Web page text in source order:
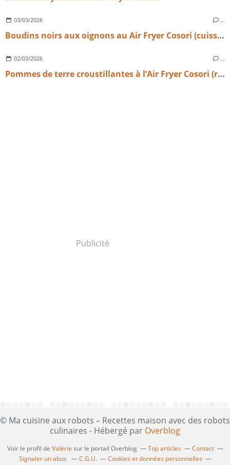
03/03/2026 …
Boudins noirs aux oignons au Air Fryer Cosori (cuisson simple et parfaite)
02/03/2026 …
Pommes de terre croustillantes à l’Air Fryer Cosori (recette facile au paprika fumé)
Publicité
© Ma cuisine aux robots – Recettes maison avec des robots
culinaires - Hébergé par Overblog
Voir le profil de Valérie sur le portail Overblog Top articles
Contact
Signaler un abus
C.G.U.
Cookies et données personnelles